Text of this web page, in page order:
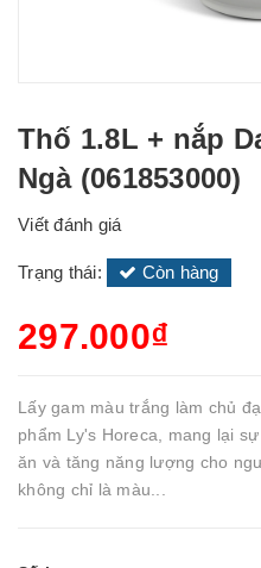
Thố 1.8L + nắp
Ngà (061853000)
Viết đánh giá
Trạng thái: Còn hàng
297.000₫
Lấy gam màu trắng làm chủ
phẩm Ly's Horeca, mang lại
ăn và tăng năng lượng cho
không chỉ là màu...